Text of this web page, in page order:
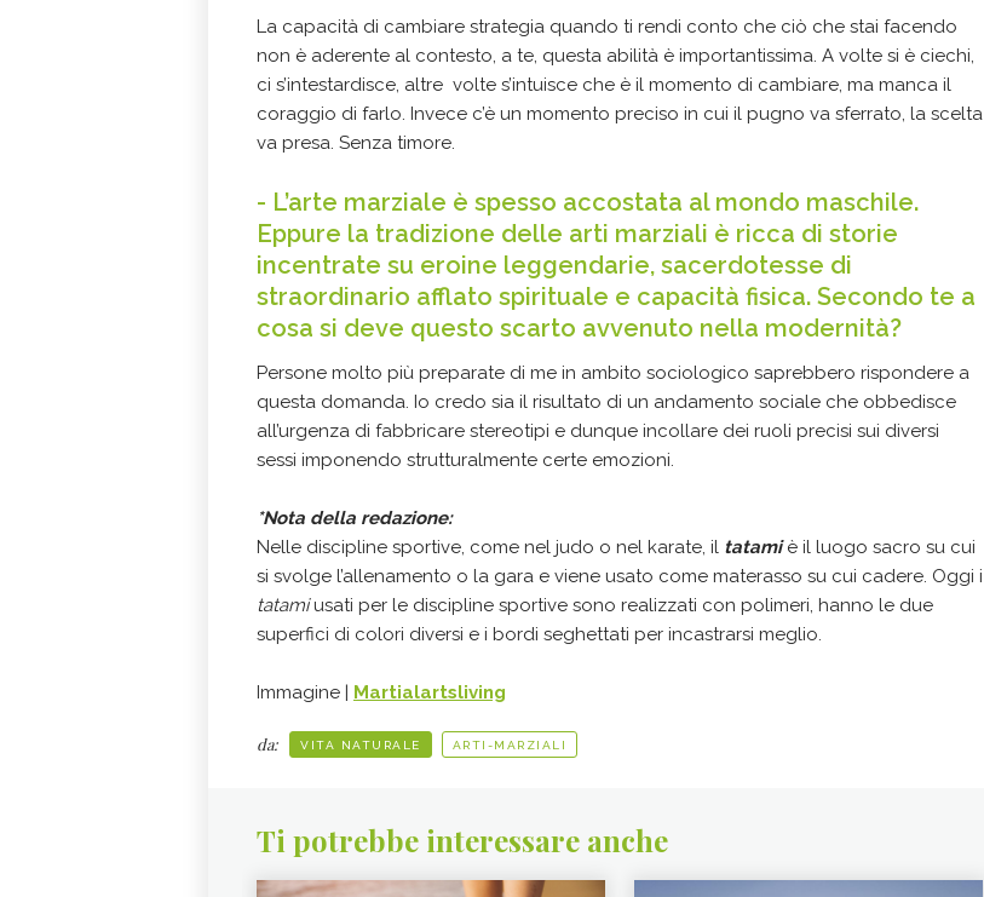
La capacità di cambiare strategia quando ti rendi conto che ciò che stai facendo
non è aderente al contesto, a te, questa abilità è importantissima. A volte si è ciechi,
ci s’intestardisce, altre volte s’intuisce che è il momento di cambiare, ma manca il
coraggio di farlo. Invece c’è un momento preciso in cui il pugno va sferrato, la scelta
va presa. Senza timore.
- L’arte marziale è spesso accostata al mondo maschile.
Eppure la tradizione delle arti marziali è ricca di storie
incentrate su eroine leggendarie, sacerdotesse di
straordinario afflato spirituale e capacità fisica. Secondo te a
cosa si deve questo scarto avvenuto nella modernità?
Persone molto più preparate di me in ambito sociologico saprebbero rispondere a
questa domanda. Io credo sia il risultato di un andamento sociale che obbedisce
all’urgenza di fabbricare stereotipi e dunque incollare dei ruoli precisi sui diversi
sessi imponendo strutturalmente certe emozioni.
*Nota della redazione:
Nelle discipline sportive, come nel judo o nel karate, il tatami è il luogo sacro su cui
si svolge l’allenamento o la gara e viene usato come materasso su cui cadere. Oggi i
tatamiusati per le discipline sportive sono realizzati con polimeri, hanno le due
superfici di colori diversi e i bordi seghettati per incastrarsi meglio.
Immagine | Martialartsliving
da: VITA NATURALE ARTI-MARZIALI
Ti potrebbe interessare anche